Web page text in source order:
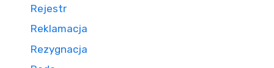
Rejestr
Reklamacja
Rezygnacja